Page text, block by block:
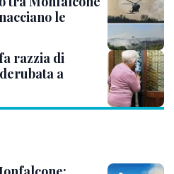
le
razzia di
a